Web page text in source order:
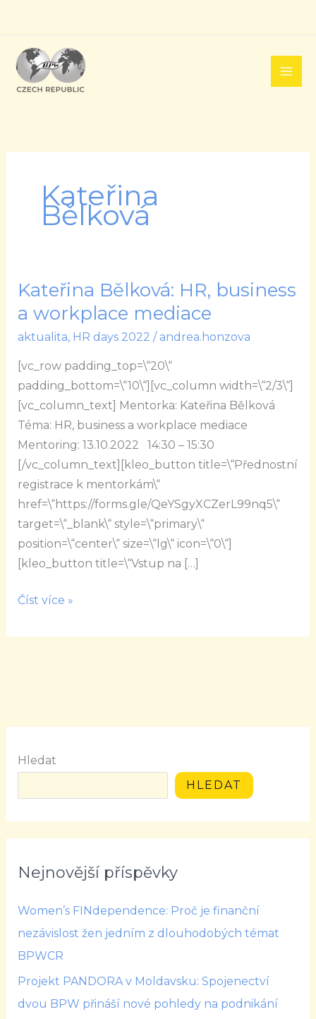
obsah
Kateřina
Bělková
Kateřina Bělková: HR, business
a workplace mediace
aktualita, HR days 2022 / andrea.honzova
[vc_row padding_top=\“20\“
padding_bottom=\“10\“][vc_column width=\“2/3\“]
[vc_column_text] Mentorka: Kateřina Bělková
Téma: HR, business a workplace mediace
Mentoring: 13.10.2022 14:30 – 15:30
[/vc_column_text][kleo_button title=\“Přednostní
registrace k mentorkám\“
href=\“https://forms.gle/QeYSgyXCZerL99nq5\“
target=\“_blank\“ style=\“primary\“
position=\“center\“ size=\“lg\“ icon=\“0\“]
[kleo_button title=\“Vstup na […]
Kateřina
Bělková:
a
workplace
mediace
Číst více »
Hledat
HLEDAT
Nejnovější příspěvky
Women’s FINdependence: Proč je finanční
nezávislost žen jedním z dlouhodobých témat
BPWCR
Projekt PANDORA v Moldavsku: Spojenectví
dvou BPW přináší nové pohledy na podnikání